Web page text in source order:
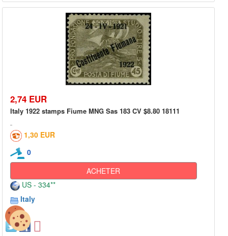
2,74 EUR
Italy 1922 stamps Fiume MNG Sas 183 CV $8.80 18111
1,30 EUR
0
ACHETER
US - 334**
Italy